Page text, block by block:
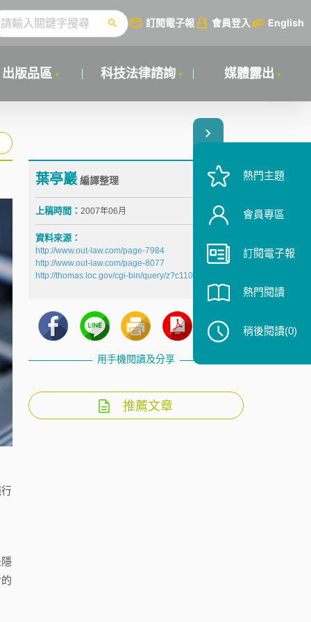
訂閱電子報 會員登入 English
出版品區 科技法律諮詢 媒體露出
葉亭巖編譯整理
上稿時間： 2007年06月
資料來源：
http://www.out-law.com/page-7984
http://www.out-law.com/page-8077
http://thomas.loc.gov/cgi-bin/query/z?c110:H.R.964:
用手機閱讀及分享
推薦文章
熱門主題
會員專區
訂閱電子報
熱門閱讀
稍後閱讀(0)